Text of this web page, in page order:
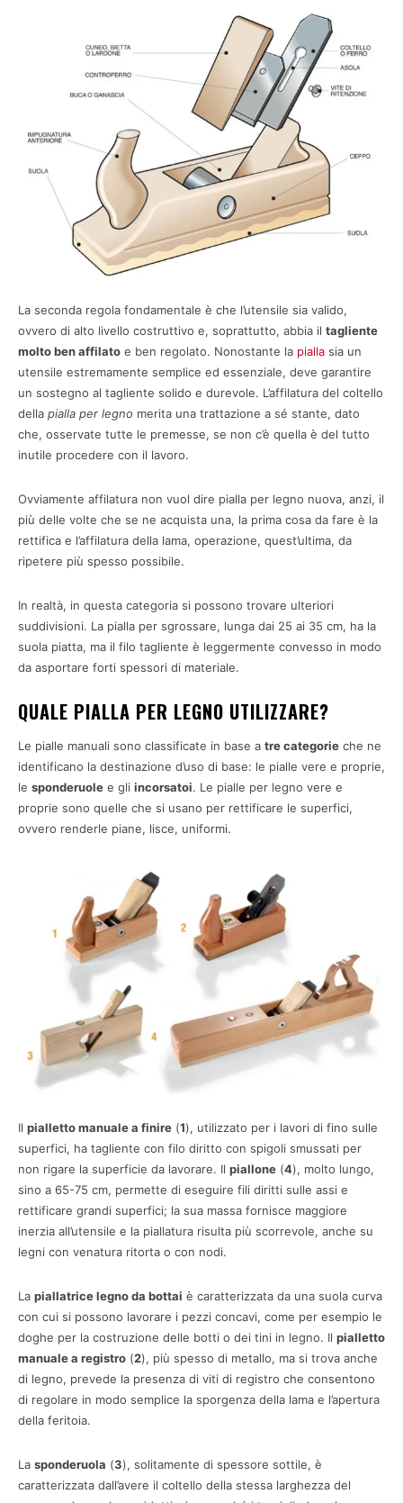
La seconda regola fondamentale è che l’utensile sia valido,
ovvero di alto livello costruttivo e, soprattutto, abbia il tagliente
molto ben affilato e ben regolato. Nonostante la pialla sia un
utensile estremamente semplice ed essenziale, deve garantire
un sostegno al tagliente solido e durevole. L’affilatura del coltello
della pialla per legno merita una trattazione a sé stante, dato
che, osservate tutte le premesse, se non c’è quella è del tutto
inutile procedere con il lavoro.
Ovviamente affilatura non vuol dire pialla per legno nuova, anzi, il
più delle volte che se ne acquista una, la prima cosa da fare è la
rettifica e l’affilatura della lama, operazione, quest’ultima, da
ripetere più spesso possibile.
In realtà, in questa categoria si possono trovare ulteriori
suddivisioni. La pialla per sgrossare, lunga dai 25 ai 35 cm, ha la
suola piatta, ma il filo tagliente è leggermente convesso in modo
da asportare forti spessori di materiale.
QUALE PIALLA PER LEGNO UTILIZZARE?
Le pialle manuali sono classificate in base a tre categorie che ne
identificano la destinazione d’uso di base: le pialle vere e proprie,
le sponderuole e gli incorsatoi. Le pialle per legno vere e
proprie sono quelle che si usano per rettificare le superfici,
ovvero renderle piane, lisce, uniformi.
Il pialletto manuale a finire (1), utilizzato per i lavori di fino sulle
superfici, ha tagliente con filo diritto con spigoli smussati per
non rigare la superficie da lavorare. Il piallone (4), molto lungo,
sino a 65-75 cm, permette di eseguire fili diritti sulle assi e
rettificare grandi superfici; la sua massa fornisce maggiore
inerzia all’utensile e la piallatura risulta più scorrevole, anche su
legni con venatura ritorta o con nodi.
La piallatrice legno da bottai è caratterizzata da una suola curva
con cui si possono lavorare i pezzi concavi, come per esempio le
doghe per la costruzione delle botti o dei tini in legno. Il pialletto
manuale a registro (2), più spesso di metallo, ma si trova anche
di legno, prevede la presenza di viti di registro che consentono
di regolare in modo semplice la sporgenza della lama e l’apertura
della feritoia.
La sponderuola (3), solitamente di spessore sottile, è
caratterizzata dall’avere il coltello della stessa larghezza del